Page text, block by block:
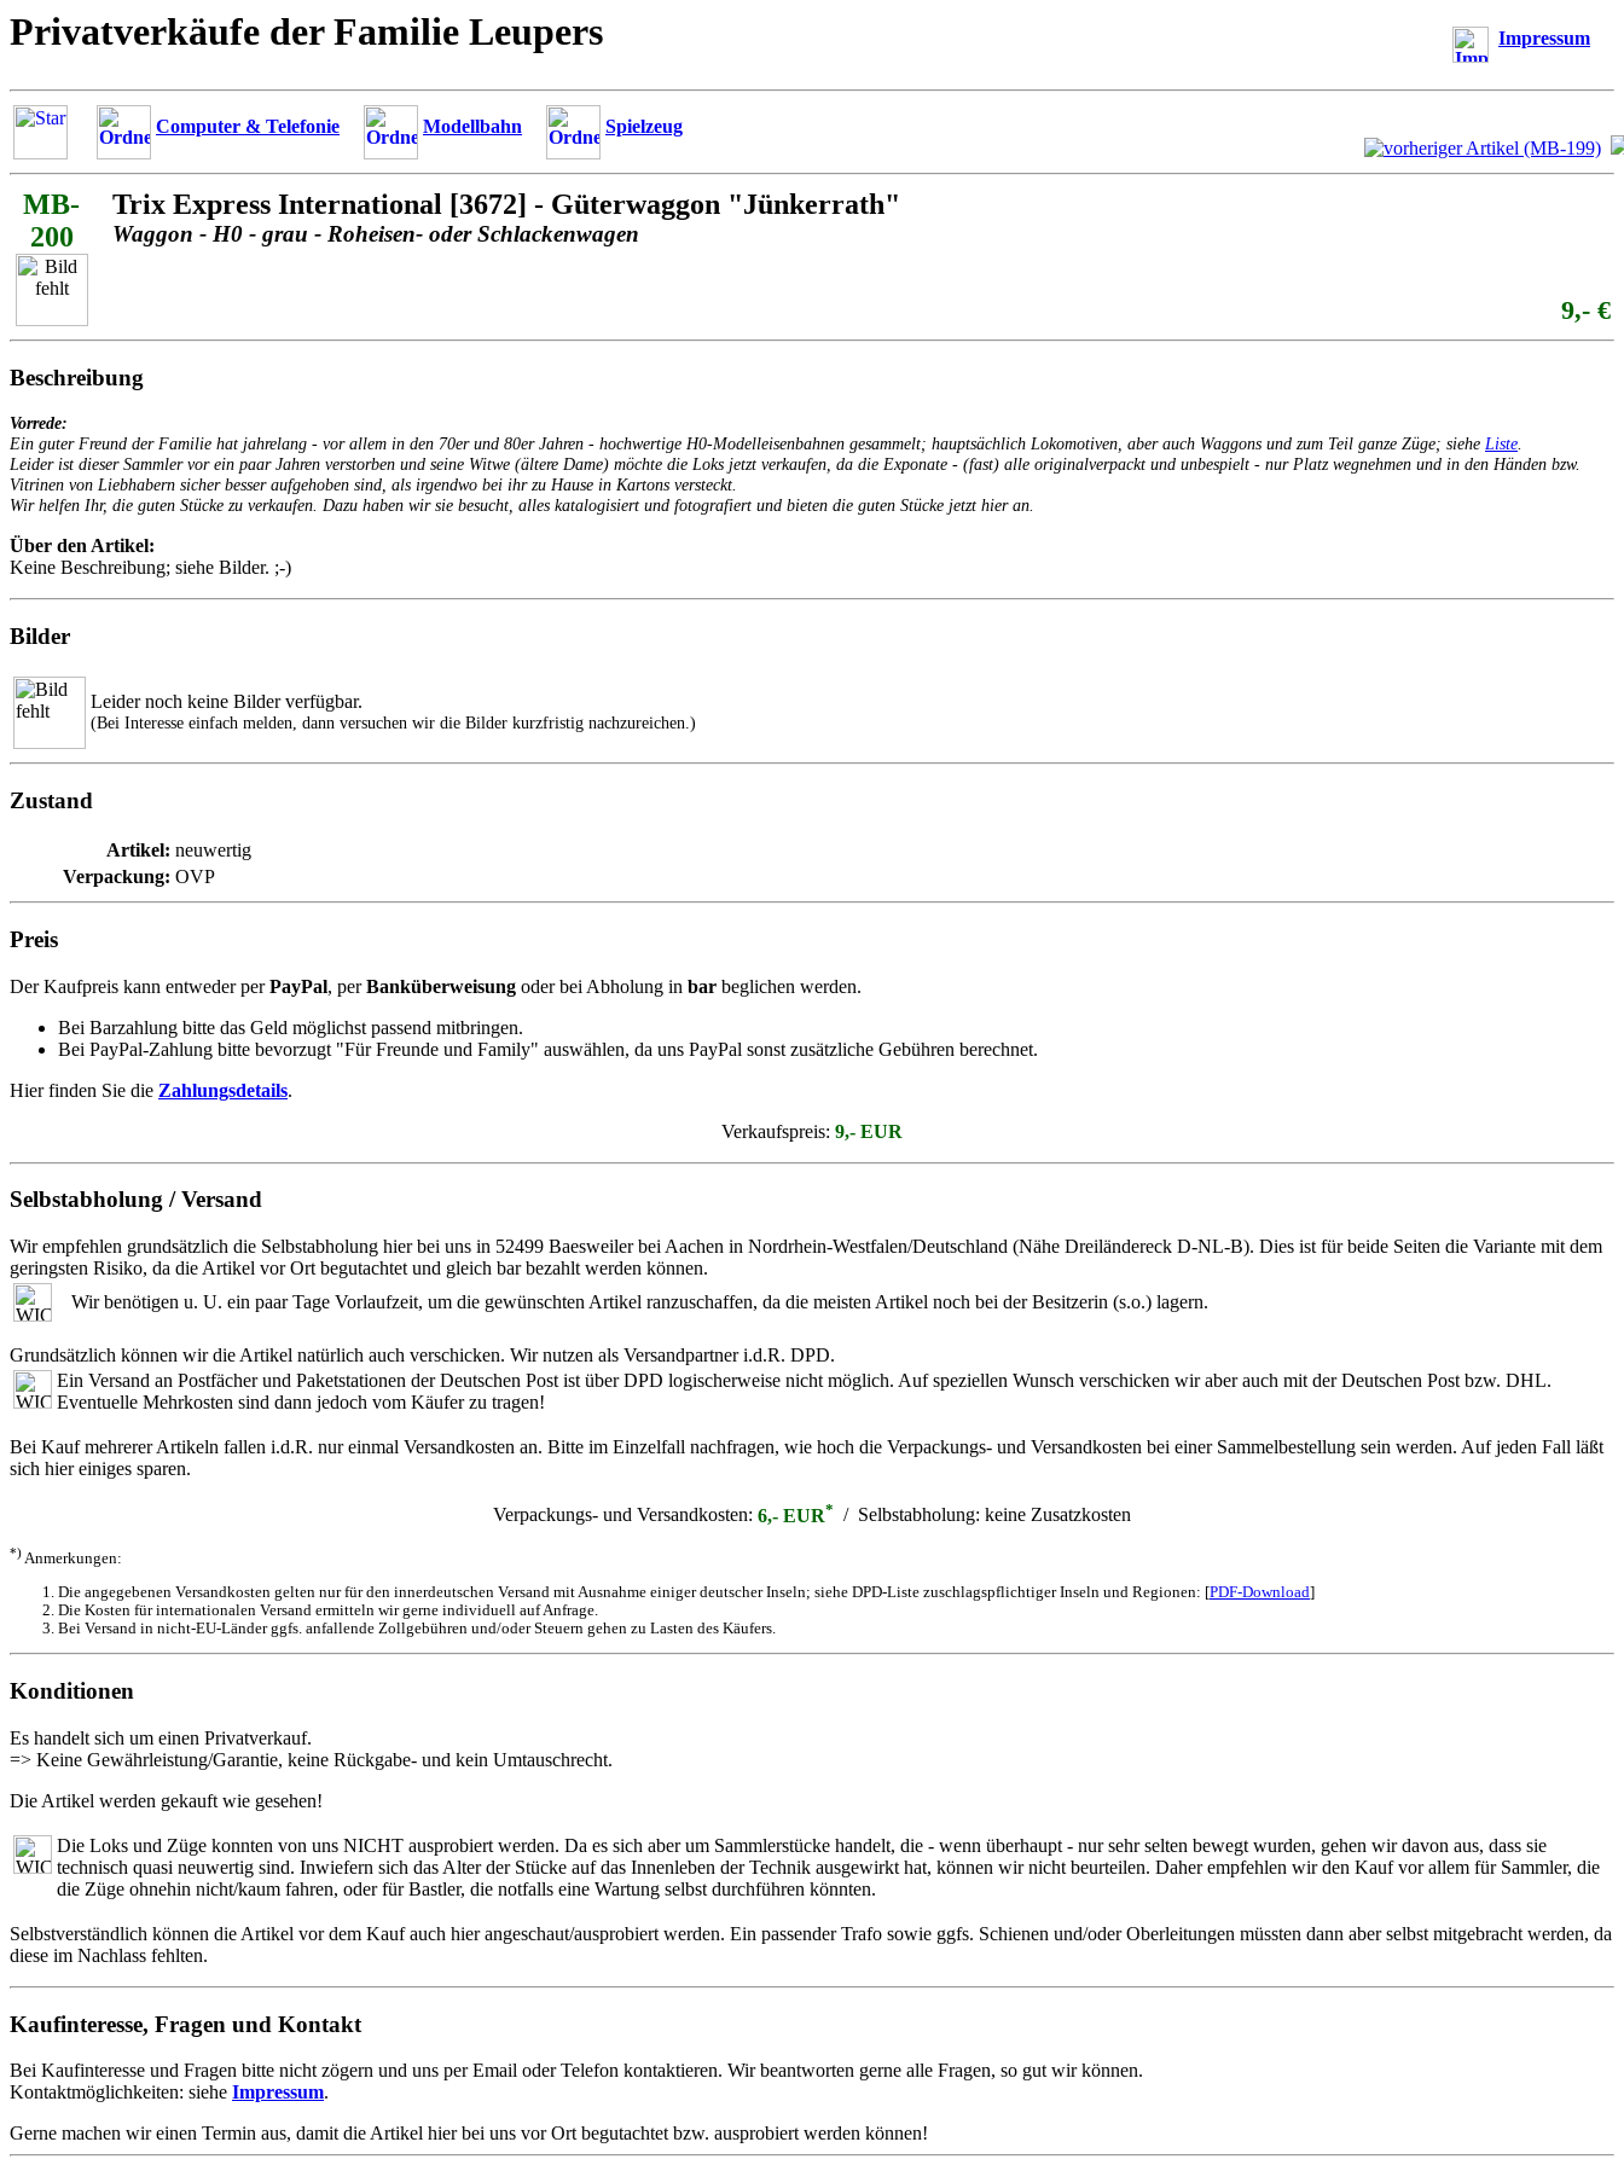
Privatverkäufe der Familie Leupers Impressum
Computer & Telefonie Modellbahn Spielzeug
MB-
200
Trix Express International [3672] - Güterwaggon "Jünkerrath"
Waggon - H0 - grau - Roheisen- oder Schlackenwagen
9,- €
Beschreibung
Vorrede:
Ein guter Freund der Familie hat jahrelang - vor allem in den 70er und 80er Jahren - hochwertige H0-Modelleisenbahnen gesammelt; hauptsächlich Lokomotiven, aber auch Waggons und zum Teil ganze Züge; siehe Liste.
Leider ist dieser Sammler vor ein paar Jahren verstorben und seine Witwe (ältere Dame) möchte die Loks jetzt verkaufen, da die Exponate - (fast) alle originalverpackt und unbespielt - nur Platz wegnehmen und in den Händen bzw.
Vitrinen von Liebhabern sicher besser aufgehoben sind, als irgendwo bei ihr zu Hause in Kartons versteckt.
Wir helfen Ihr, die guten Stücke zu verkaufen. Dazu haben wir sie besucht, alles katalogisiert und fotografiert und bieten die guten Stücke jetzt hier an.
Über den Artikel:
Keine Beschreibung; siehe Bilder. ;-)
Bilder
Leider noch keine Bilder verfügbar.
(Bei Interesse einfach melden, dann versuchen wir die Bilder kurzfristig nachzureichen.)
Zustand
Artikel: neuwertig
Verpackung: OVP
Preis
Der Kaufpreis kann entweder perPayPal, perBanküberweisung oder bei Abholung in bar beglichen werden.
Bei Barzahlung bitte das Geld möglichst passend mitbringen.
Bei PayPal-Zahlung bitte bevorzugt "Für Freunde und Family" auswählen, da uns PayPal sonst zusätzliche Gebühren berechnet.
Hier finden Sie die Zahlungsdetails.
Verkaufspreis: 9,- EUR
Selbstabholung / Versand
Wir empfehlen grundsätzlich die Selbstabholung hier bei uns in 52499 Baesweiler bei Aachen in Nordrhein-Westfalen/Deutschland (Nähe Dreiländereck D-NL-B). Dies ist für beide Seiten die Variante mit dem
geringsten Risiko, da die Artikel vor Ort begutachtet und gleich bar bezahlt werden können.
Wir benötigen u. U. ein paar Tage Vorlaufzeit, um die gewünschten Artikel ranzuschaffen, da die meisten Artikel noch bei der Besitzerin (s.o.) lagern.
Grundsätzlich können wir die Artikel natürlich auch verschicken. Wir nutzen als Versandpartner i.d.R. DPD.
Ein Versand an Postfächer und Paketstationen der Deutschen Post ist über DPD logischerweise nicht möglich. Auf speziellen Wunsch verschicken wir aber auch mit der Deutschen Post bzw. DHL.
Eventuelle Mehrkosten sind dann jedoch vom Käufer zu tragen!
Bei Kauf mehrerer Artikeln fallen i.d.R. nur einmal Versandkosten an. Bitte im Einzelfall nachfragen, wie hoch die Verpackungs- und Versandkosten bei einer Sammelbestellung sein werden. Auf jeden Fall läßt
sich hier einiges sparen.
Verpackungs- und Versandkosten: 6,- EUR* / Selbstabholung: keine Zusatzkosten
*) Anmerkungen:
Die angegebenen Versandkosten gelten nur für den innerdeutschen Versand mit Ausnahme einiger deutscher Inseln; siehe DPD-Liste zuschlagspflichtiger Inseln und Regionen: [PDF-Download]
Die Kosten für internationalen Versand ermitteln wir gerne individuell auf Anfrage.
Bei Versand in nicht-EU-Länder ggfs. anfallende Zollgebühren und/oder Steuern gehen zu Lasten des Käufers.
Konditionen
Es handelt sich um einen Privatverkauf.
=> Keine Gewährleistung/Garantie, keine Rückgabe- und kein Umtauschrecht.
Die Artikel werden gekauft wie gesehen!
Die Loks und Züge konnten von uns NICHT ausprobiert werden. Da es sich aber um Sammlerstücke handelt, die - wenn überhaupt - nur sehr selten bewegt wurden, gehen wir davon aus, dass sie
technisch quasi neuwertig sind. Inwiefern sich das Alter der Stücke auf das Innenleben der Technik ausgewirkt hat, können wir nicht beurteilen. Daher empfehlen wir den Kauf vor allem für Sammler, die
die Züge ohnehin nicht/kaum fahren, oder für Bastler, die notfalls eine Wartung selbst durchführen könnten.
Selbstverständlich können die Artikel vor dem Kauf auch hier angeschaut/ausprobiert werden. Ein passender Trafo sowie ggfs. Schienen und/oder Oberleitungen müssten dann aber selbst mitgebracht werden, da
diese im Nachlass fehlten.
Kaufinteresse, Fragen und Kontakt
Bei Kaufinteresse und Fragen bitte nicht zögern und uns per Email oder Telefon kontaktieren. Wir beantworten gerne alle Fragen, so gut wir können.
Kontaktmöglichkeiten: siehe Impressum.
Gerne machen wir einen Termin aus, damit die Artikel hier bei uns vor Ort begutachtet bzw. ausprobiert werden können!